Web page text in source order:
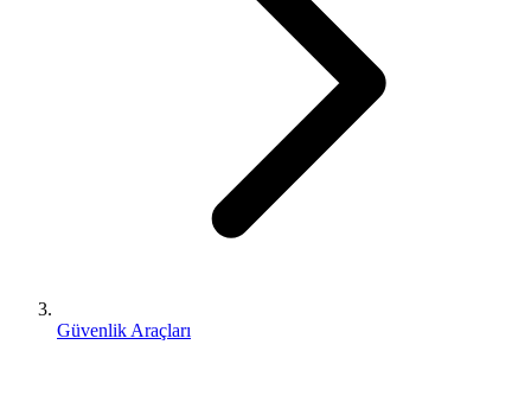
Güvenlik Araçları